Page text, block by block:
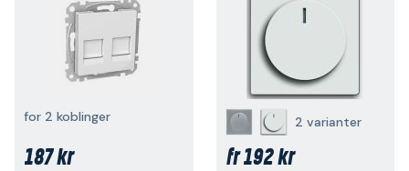
for 2 koblinger
187 kr
2 varianter
fr192 kr